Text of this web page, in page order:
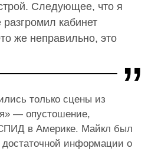
Следующее, что я
кабинет
же неправильно, это
только сцены из
— опустошение,
в Америке. Майкл был
информации о